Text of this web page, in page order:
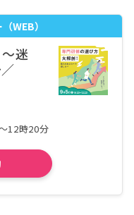
協立病院 病院詳細
代総合病
病院詳細
WEB）
迷
12時20分